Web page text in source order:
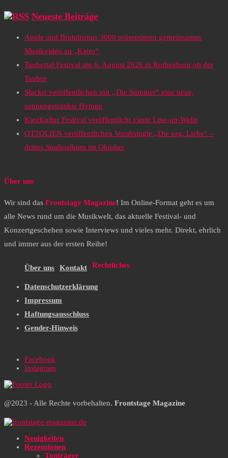
Neueste Beiträge
Apple und Brutalismus 3000 präsentieren gemeinsames
Musikvideo zu „Kairo“
Taubertal Festival am 6. August 2026 in Rothenburg ob der
Tauber
Slackrr veröffentlichen mit „The Summer“ eine neue,
sonnengetränkte Hymne
KiezKultur Festival veröffentlicht vierte Line-up-Welle
OTTOLIEN veröffentlichen Vorabsingle „Die sog. Liebe“ –
drittes Studioalbum im Oktober
Über uns
Wir sind das Frontstage Magazine! Im Online-Format geht es um
alle News rund um die Musikwelt, das aktuelle Festival- und
Konzertgeschehen sowie Interviews und vieles mehr. Direkt, ehrlich
und immer aus der ersten Reihe!
Über uns Kontakt Rechtliches
Datenschutzerklärung
Impressum
Haftungsausschluss
Gender-Hinweis
Facebook
Instagram
@2023 - Alle Rechte vorbehalten. Frontstage Magazine
Neuigkeiten
Rezensionen
Tonträger